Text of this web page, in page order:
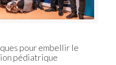
pour embellir le
pédiatrique